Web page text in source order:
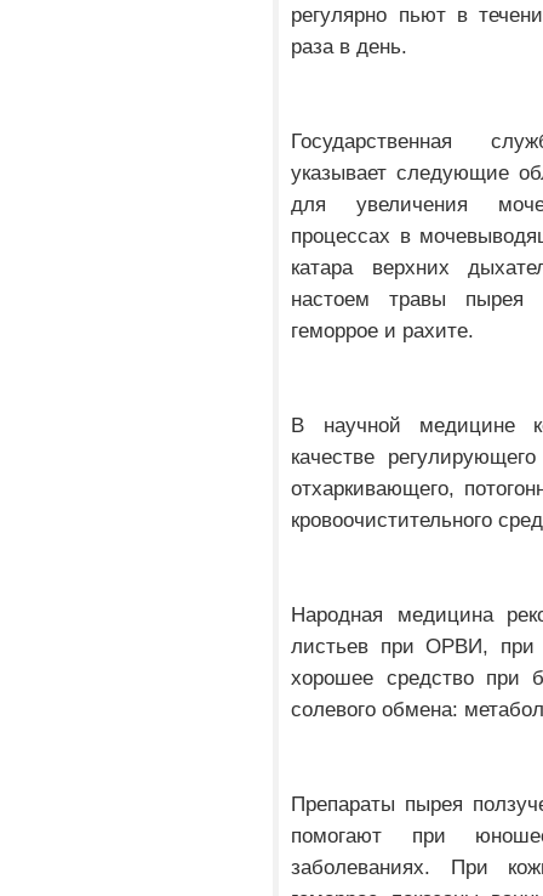
регулярно пьют в
раза в день.
Государственная
указывает следующие
для увеличения
процессах в
катара верхних
настоем травы пырея
геморрое и рахите.
В научной медицине
качестве
отхаркивающего,
кровоочистительного
Народная медицина
листьев при ОРВИ, при
хорошее средство при
солевого обмена:
Препараты пырея
помогают при
заболеваниях. При